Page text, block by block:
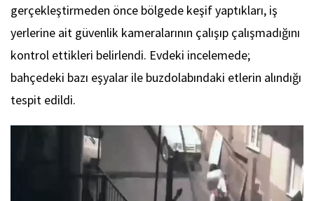
gerçekleştirmeden önce bölgede keşif yaptıkları, iş
yerlerine ait güvenlik kameralarının çalışıp çalışmadığını
kontrol ettikleri belirlendi. Evdeki incelemede;
bahçedeki bazı eşyalar ile buzdolabındaki etlerin alındığı
tespit edildi.